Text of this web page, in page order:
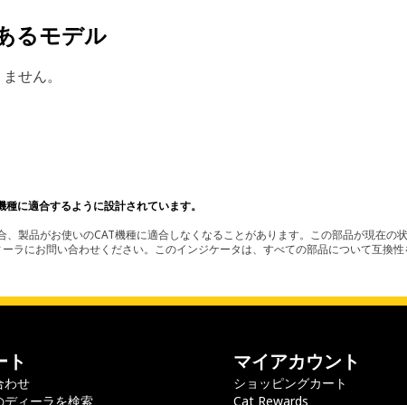
るモデル
せん。
に適合するように設計されています。
製品がお使いのCAT機種に適合しなくなることがあります。この部品が現在の
ラにお問い合わせください。このインジケータは、すべての部品について互換性
ト
わせ
ディーラを検索
マイアカウント
ショッピングカート
Cat Rewards